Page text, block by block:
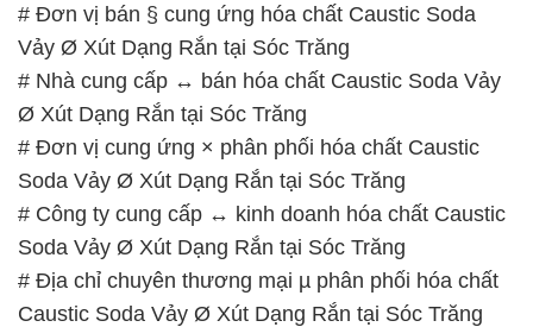
# Đơn vị bán § cung ứng hóa chất Caustic Soda
Vảy Ø Xút Dạng Rắn tại Sóc Trăng
# Nhà cung cấp ↔ bán hóa chất Caustic Soda Vảy
Ø Xút Dạng Rắn tại Sóc Trăng
# Đơn vị cung ứng × phân phối hóa chất Caustic
Soda Vảy Ø Xút Dạng Rắn tại Sóc Trăng
# Công ty cung cấp ↔ kinh doanh hóa chất Caustic
Soda Vảy Ø Xút Dạng Rắn tại Sóc Trăng
# Địa chỉ chuyên thương mại µ phân phối hóa chất
Caustic Soda Vảy Ø Xút Dạng Rắn tại Sóc Trăng